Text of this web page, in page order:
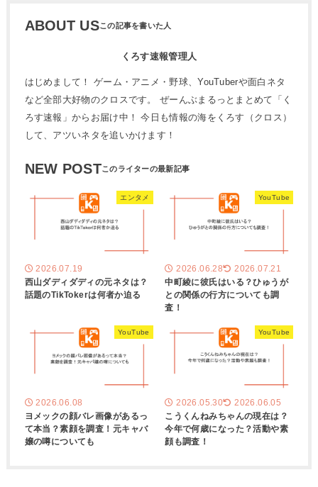
ABOUT US
くろす速報管理人
はじめまして！ ゲーム・アニメ・野球、YouTuberや面白ネタ
など全部大好物のクロスです。 ぜーんぶまるっとまとめて「く
ろす速報」からお届け中！ 今日も情報の海をくろす（クロス）
して、アツいネタを追いかけます！
NEW POST
エンタメ
2026.07.19
西山ダディダディの元ネタは？
話題のTikTokerは何者か迫る
YouTube
2026.06.28 2026.07.21
中町綾に彼氏はいる？ひゅうが
との関係の行方についても調
査！
YouTube
2026.06.08
ヨメックの顔バレ画像があるっ
て本当？素顔を調査！元キャバ
嬢の噂についても
YouTube
2026.05.30 2026.06.05
こうくんねみちゃんの現在は？
今年で何歳になった？活動や素
顔も調査！